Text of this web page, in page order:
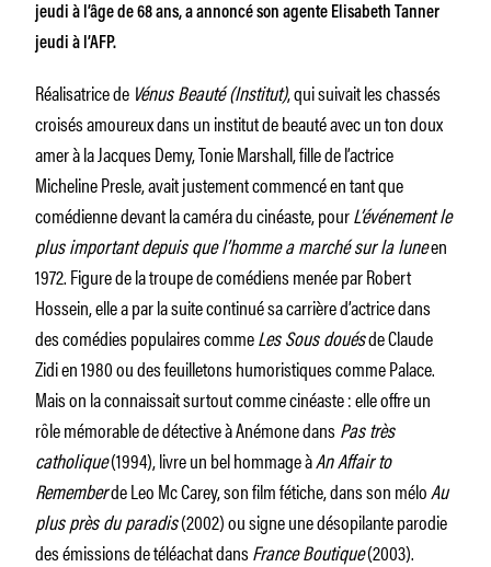
jeudi à l’âge de 68 ans, a annoncé son agente Elisabeth Tanner
jeudi à l’AFP.
Réalisatrice de Vénus Beauté (Institut), qui suivait les chassés
croisés amoureux dans un institut de beauté avec un ton doux
amer à la Jacques Demy, Tonie Marshall, fille de l’actrice
Micheline Presle, avait justement commencé en tant que
comédienne devant la caméra du cinéaste, pourL’événement le
plus important depuis que l’homme a marché sur la luneen
1972. Figure de la troupe de comédiens menée par Robert
Hossein, elle a par la suite continué sa carrière d’actrice dans
des comédies populaires commeLes Sous douésde Claude
Zidi en 1980 ou des feuilletons humoristiques comme Palace.
Mais on la connaissait surtout comme cinéaste : elle offre un
rôle mémorable de détective à Anémone dansPas très
catholique(1994), livre un bel hommage àAn Affair to
Rememberde Leo Mc Carey, son film fétiche, dans son méloAu
plus près du paradis(2002) ou signe une désopilante parodie
des émissions de téléachat dansFrance Boutique(2003).